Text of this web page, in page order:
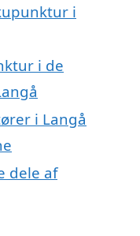
i
i de
i Langå
dele af